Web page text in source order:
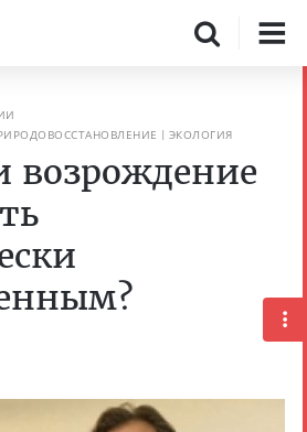
ЭКОЛОГИЯ
возрождение